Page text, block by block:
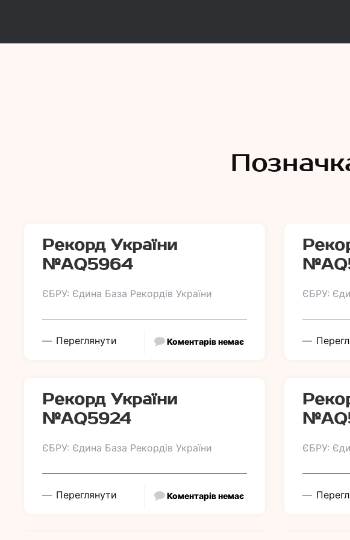
Рекорди
Рекорд України
№АQ5964
ЄБРУ: Єдина База Рекордів України
Переглянути Коментарів немає
Рекорд України
№АQ5924
ЄБРУ: Єдина База Рекордів України
Переглянути Коментарів немає
ЄБРУ:
ЄБРУ: